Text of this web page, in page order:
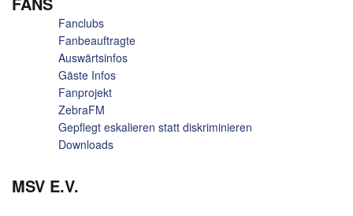
Fanclubs
Fanbeauftragte
Auswärtsinfos
Gäste Infos
Fanprojekt
ZebraFM
Gepflegt eskalieren statt diskriminieren
Downloads
MSV E.V.